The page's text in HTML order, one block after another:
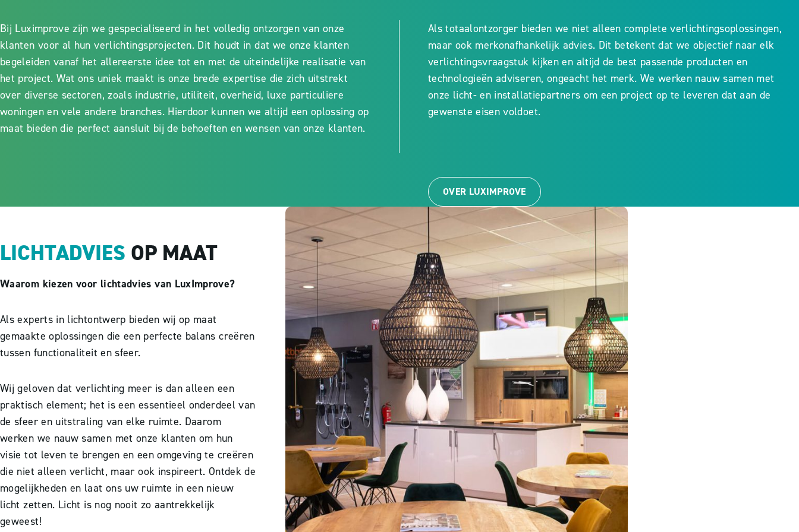
Bij Luximprove zijn we gespecialiseerd in het volledig ontzorgen van onze
klanten voor al hun verlichtingsprojecten. Dit houdt in dat we onze klanten
begeleiden vanaf het allereerste idee tot en met de uiteindelijke realisatie van
het project. Wat ons uniek maakt is onze brede expertise die zich uitstrekt
over diverse sectoren, zoals industrie, utiliteit, overheid, luxe particuliere
woningen en vele andere branches. Hierdoor kunnen we altijd een oplossing op
maat bieden die perfect aansluit bij de behoeften en wensen van onze klanten.
Als totaalontzorger bieden we niet alleen complete verlichtingsoplossingen,
maar ook merkonafhankelijk advies. Dit betekent dat we objectief naar elk
verlichtingsvraagstuk kijken en altijd de best passende producten en
technologieën adviseren, ongeacht het merk. We werken nauw samen met
onze licht- en installatiepartners om een project op te leveren dat aan de
gewenste eisen voldoet.
OVER LUXIMPROVE
LICHTADVIES OP MAAT
Waarom kiezen voor lichtadvies van LuxImprove?
Als experts in lichtontwerp bieden wij op maat
gemaakte oplossingen die een perfecte balans creëren
tussen functionaliteit en sfeer.
Wij geloven dat verlichting meer is dan alleen een
praktisch element; het is een essentieel onderdeel van
de sfeer en uitstraling van elke ruimte. Daarom
werken we nauw samen met onze klanten om hun
visie tot leven te brengen en een omgeving te creëren
die niet alleen verlicht, maar ook inspireert. Ontdek de
mogelijkheden en laat ons uw ruimte in een nieuw
licht zetten. Licht is nog nooit zo aantrekkelijk
geweest!